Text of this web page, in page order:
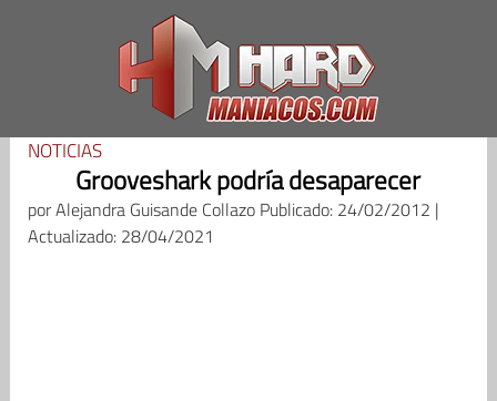
NOTICIAS
Grooveshark podría desaparecer
porAlejandra Guisande Collazo Publicado: 24/02/2012 |
Actualizado: 28/04/2021